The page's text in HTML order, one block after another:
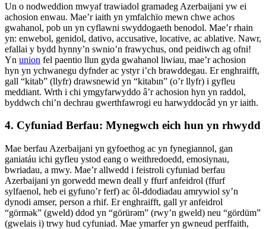
Un o nodweddion mwyaf trawiadol gramadeg Azerbaijani yw ei
achosion enwau. Mae’r iaith yn ymfalchïo mewn chwe achos
gwahanol, pob un yn cyflawni swyddogaeth benodol. Mae’r rhain
yn: enwebol, genidol, dativo, accusative, locative, ac ablative. Nawr,
efallai y bydd hynny’n swnio’n frawychus, ond peidiwch ag ofni!
Yn union fel paentio llun gyda gwahanol liwiau, mae’r achosion
hyn yn ychwanegu dyfnder ac ystyr i’ch brawddegau. Er enghraifft,
gall “kitab” (llyfr) drawsnewid yn “kitabın” (o’r llyfr) i gyfleu
meddiant. Wrth i chi ymgyfarwyddo â’r achosion hyn yn raddol,
byddwch chi’n dechrau gwerthfawrogi eu harwyddocâd yn yr iaith.
4. Cyfuniad Berfau: Mynegwch eich hun yn rhwydd
Mae berfau Azerbaijani yn gyfoethog ac yn fynegiannol, gan
ganiatáu ichi gyfleu ystod eang o weithredoedd, emosiynau,
bwriadau, a mwy. Mae’r allwedd i feistroli cyfuniad berfau
Azerbaijani yn gorwedd mewn deall y ffurf anfeidrol (ffurf
sylfaenol, heb ei gyfuno’r ferf) ac ôl-ddodiadau amrywiol sy’n
dynodi amser, person a rhif. Er enghraifft, gall yr anfeidrol
“görmək” (gweld) ddod yn “görürəm” (rwy’n gweld) neu “gördüm”
(gwelais i) trwy hud cyfuniad. Mae ymarfer yn gwneud perffaith,